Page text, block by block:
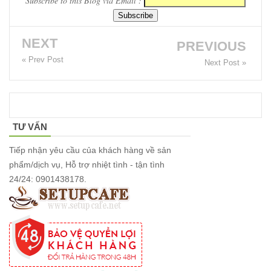
tiếp khách
ghế bọc vải
màu xám
Bộ bàn ghế
tiếp khách
spa, nail,
studio, văn
phòng, căn
NEXT
« Prev Post
PREVIOUS
Next Post »
TƯ VẤN
Tiếp nhận yêu cầu của khách hàng về sản
phẩm/dịch vụ, Hỗ trợ nhiệt tình - tận tình
24/24: 0901438178.